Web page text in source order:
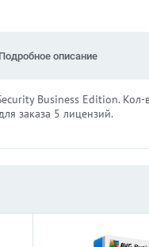
Подробное описание
Business Edition. Кол-
заказа 5 лицензий.